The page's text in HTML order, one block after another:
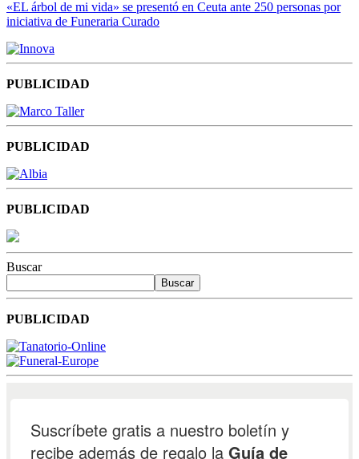
«EL árbol de mi vida» se presentó en Ceuta ante 250 personas por
iniciativa de Funeraria Curado
PUBLICIDAD
PUBLICIDAD
PUBLICIDAD
Buscar
Buscar
PUBLICIDAD